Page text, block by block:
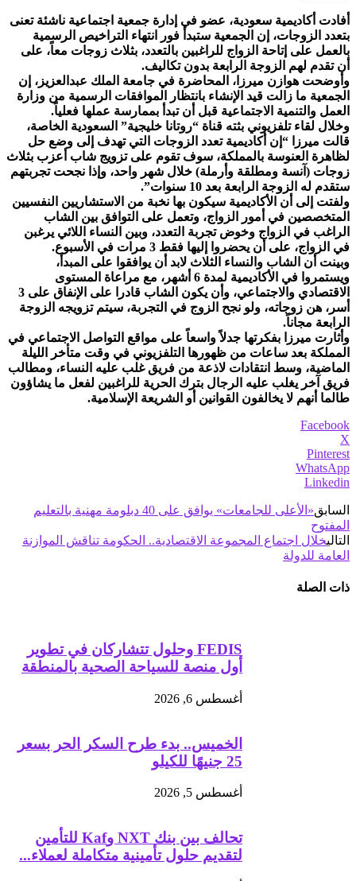
أفادت أكاديمية سعودية، عضو في إدارة جمعية اجتماعية ناشئة تعنى
بتعدد الزوجات، إن الجمعية ستبدأ فور انتهاء التراخيص الرسمية
بالعمل على إتاحة الزواج للراغبين بالتعدد، بثلاث زوجات معاً، على
أن تقدم لهم الزوجة الرابعة بدون تكاليف.
وأوضحت ھوازن میرزا، المحاضرة في جامعة الملك عبدالعزيز، إن
الجمعية ما زالت قيد الإنشاء بانتظار الموافقات الرسمية من وزارة
العمل والتنمية الاجتماعية قبل أن تبدأ بممارسة عملها فعلياً.
وخلال لقاء تلفزيوني بثته قناة “روتانا خليجية” السعودية الخاصة،
قالت میرزا “إن أكاديمية تعدد الزوجات التي تهدف إلى وضع حل
لظاهرة العنوسة بالمملكة، سوف تقوم على تزويج شاب أعزب بثلاث
زوجات (آنسة ومطلقة وأرملة) خلال شهر واحد، وإذا نجحت تجربتهم
ستقدم له الزوجة الرابعة بعد 10 سنوات”.
ولفتت إلى أن الأكاديمیة سیكون بھا نخبة من الاستشاريین النفسیین
المتخصصین في أمور الزواج، وتعمل على التوافق بین الشاب
الراغب في الزواج وخوض تجربة التعدد، وبین النساء اللائي يرغبن
في الزواج، على أن يحضروا إلیھا فقط 3 مرات في الأسبوع.
وبینت أن الشاب والنساء الثلاث لابد أن يوافقوا على المبدأ،
ويستمروا في الأكاديمیة لمدة 6 أشھر، مع مراعاة المستوى
الاقتصادي والاجتماعي، وأن يكون الشاب قادرا على الإنفاق على 3
أسر، ھن زوجاته، ولو نجح الزوج في التجربة، سیتم تزويجه الزوجة
الرابعة مجاناً.
وأثارت ميرزا بفكرتها جدلاً واسعاً على مواقع التواصل الاجتماعي في
المملكة بعد ساعات من ظهورها التلفزيوني في وقت متأخر الليلة
الماضية، وسط انتقادات لاذعة من فريق غلب عليه النساء، ومطالب
فريق آخر يغلب عليه الرجال بترك الحرية للراغبين لفعل ما يشاؤون
طالما أنهم لا يخالفون القوانين أو الشريعة الإسلامية.
Facebook
X
Pinterest
WhatsApp
Linkedin
السابق
«الأعلى للجامعات» يوافق على 40 دبلومة مهنية بالتعليم
المفتوح
التاليخلال اجتماع المجموعة الاقتصادية.. الحكومة تناقش الموازنة
العامة للدولة
ذات الصلة
FEDIS وحلول تتشاركان في تطوير
أول منصة للسياحة الصحية بالمنطقة
أغسطس 6, 2026
الخميس.. بدء طرح السكر الحر بسعر
25 جنيهًا للكيلو
أغسطس 5, 2026
تحالف بين بنك NXT وKaf للتأمين
لتقديم حلول تأمينية متكاملة لعملاء...